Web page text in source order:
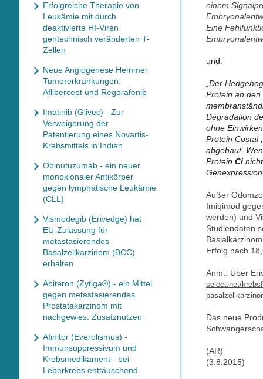
einem
Eine
und:
„Der
Protein an
Degradation
ohne
Protein Costal
abgebaut.
ProteinCi
Außer
Imiqimod
werden) und
Studiendaten
Erfolg nach
Anm.: Über
select.net/
Das neue
(AR)
(3.8.2015)
Erfolgreiche Therapie von
Leukämie mit durch
deaktivierte HI-Viren
gentechnisch veränderten T-
Zellen
Neue Angiogenese Hemmer
Tumorerkrankungen:
Aflibercept und Regorafenib
Imatinib (Glivec) - Zur
Verweigerung der
Patentierung eines Novartis-
Krebsmittels in Indien
Obinutuzumab - ein neuer
monoklonaler Antikörper
gegen lymphatische Leukämie
(CLL)
Vismodegib (Erivedge) hat
EU-Zulassung für
metastasierendes
Basalzellkarzinom (BCC)
erhalten
Abiteron (Zytiga®) - ein Mittel
gegen metastasierendes
Prostatakarzinom mit
nachgewies. Zusatznutzen
Afinitor (Everolismus) -
Immunsuppressivum und
Krebsmedikament - bei
Leberkrebs enttäuschend